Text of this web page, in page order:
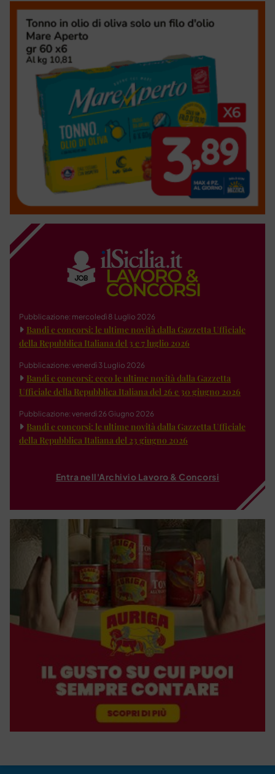
Pubblicazione: mercoledì 8 Luglio 2026
Bandi e concorsi: le ultime novità dalla Gazzetta Ufficiale
della Repubblica Italiana del 3 e 7 luglio 2026
Pubblicazione: venerdì 3 Luglio 2026
Bandi e concorsi: ecco le ultime novità dalla Gazzetta
Ufficiale della Repubblica Italiana del 26 e 30 giugno 2026
Pubblicazione: venerdì 26 Giugno 2026
Bandi e concorsi: le ultime novità dalla Gazzetta Ufficiale
della Repubblica Italiana del 23 giugno 2026
Entra nell'Archivio Lavoro & Concorsi